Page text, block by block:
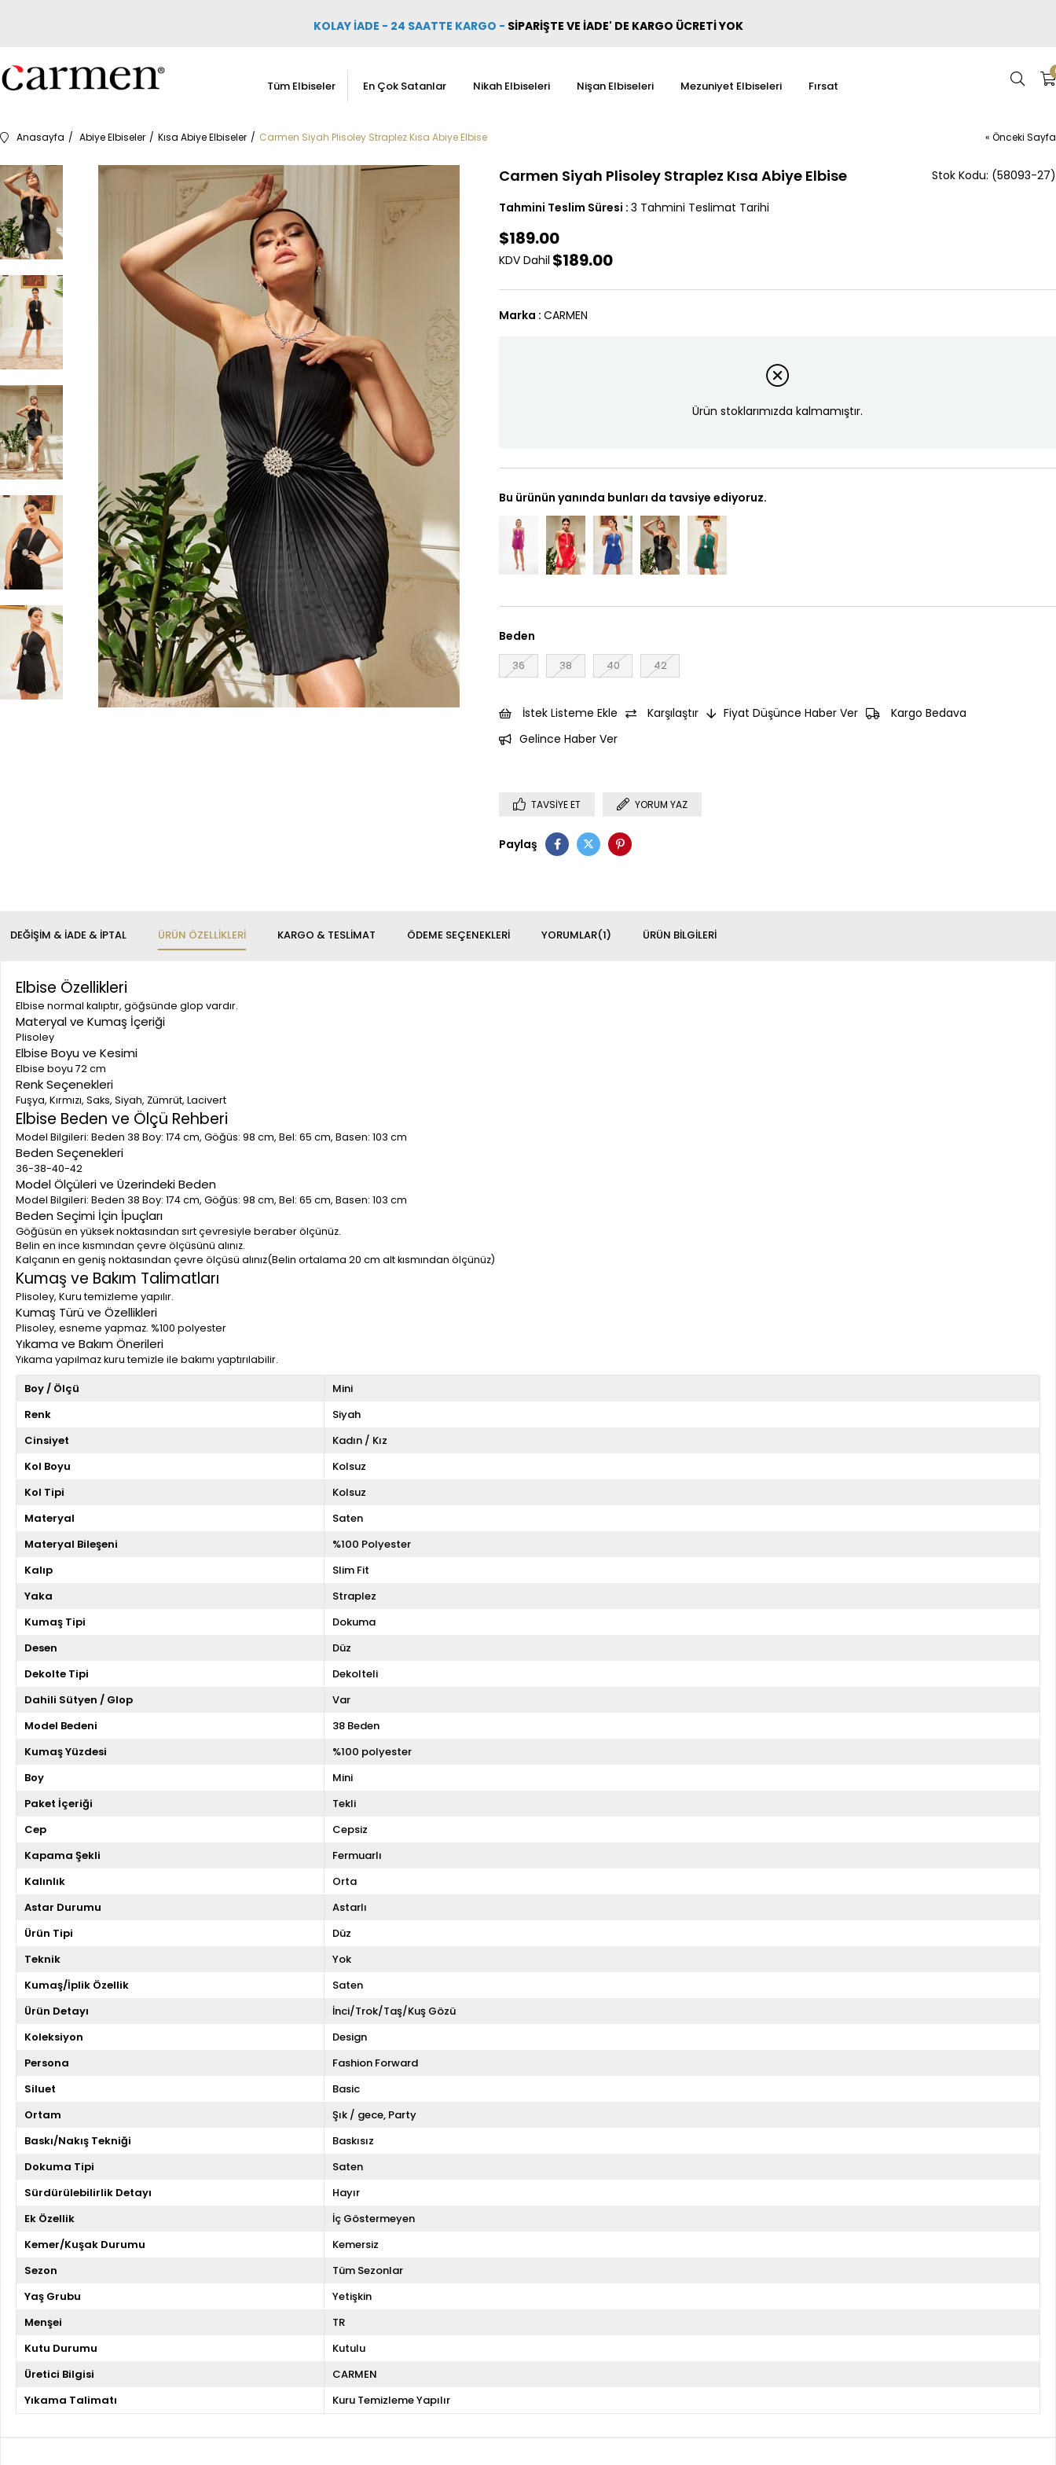
KOLAY İADE - 24 SAATTE KARGO - SİPARİŞTE VE İADE' DE KARGO ÜCRETİ YOK
Tüm Elbiseler En Çok Satanlar Nikah Elbiseleri Nişan Elbiseleri Mezuniyet Elbiseleri Fırsat
Anasayfa Abiye Elbiseler Kısa Abiye Elbiseler Carmen Siyah Plisoley Straplez Kısa Abiye Elbise « Önceki Sayfa
Carmen Siyah Plisoley Straplez Kısa Abiye Elbise (58093-27)
Tahmini Teslim Süresi : 3 Tahmini Teslimat Tarihi
$189.00
KDV Dahil $189.00
Marka : CARMEN
Ürün stoklarımızda kalmamıştır.
Bu ürünün yanında bunları da tavsiye ediyoruz.
Beden
36 38 40 42
İstek Listeme Ekle Karşılaştır Fiyat Düşünce Haber Ver
Kargo Bedava
Gelince Haber Ver
TAVSIYE ET YORUM YAZ
Paylaş
ÜRÜN ÖZELLIKLERI YORUMLAR(1)
ÖDEME SEÇENEKLERI ÜRÜN BILGILERI
DEĞIŞIM & İADE & İPTAL KARGO & TESLIMAT
Elbise Özellikleri
Elbise normal kalıptır, göğsünde glop vardır.
Materyal ve Kumaş İçeriği
Plisoley
Elbise Boyu ve Kesimi
Elbise boyu 72 cm
Renk Seçenekleri
Fuşya, Kırmızı, Saks, Siyah, Zümrüt, Lacivert
Elbise Beden ve Ölçü Rehberi
Model Bilgileri: Beden 38 Boy: 174 cm, Göğüs: 98 cm, Bel: 65 cm, Basen: 103 cm
Beden Seçenekleri
36-38-40-42
Model Ölçüleri ve Üzerindeki Beden
Model Bilgileri: Beden 38 Boy: 174 cm, Göğüs: 98 cm, Bel: 65 cm, Basen: 103 cm
Beden Seçimi İçin İpuçları
Göğüsün en yüksek noktasından sırt çevresiyle beraber ölçünüz.
Belin en ince kısmından çevre ölçüsünü alınız.
Kalçanın en geniş noktasından çevre ölçüsü alınız(Belin ortalama 20 cm alt kısmından ölçünüz)
Kumaş ve Bakım Talimatları
Plisoley, Kuru temizleme yapılır.
Kumaş Türü ve Özellikleri
Plisoley, esneme yapmaz. %100 polyester
Yıkama ve Bakım Önerileri
Yıkama yapılmaz kuru temizle ile bakımı yaptırılabilir.
Boy / Ölçü
Mini
Renk
Siyah
Cinsiyet
Kadın / Kız
Kol Boyu
Kolsuz
Kol Tipi
Kolsuz
Materyal
Saten
Materyal Bileşeni
%100 Polyester
Kalıp
Slim Fit
Yaka
Straplez
Kumaş Tipi
Dokuma
Desen
Düz
Dekolte Tipi
Dekolteli
Dahili Sütyen / Glop
Var
Model Bedeni
38 Beden
Kumaş Yüzdesi
%100 polyester
Boy
Mini
Paket İçeriği
Tekli
Cep
Cepsiz
Kapama Şekli
Fermuarlı
Kalınlık
Orta
Astar Durumu
Astarlı
Ürün Tipi
Düz
Teknik
Yok
Kumaş/İplik Özellik
Saten
Ürün Detayı
İnci/Trok/Taş/Kuş Gözü
Koleksiyon
Design
Persona
Fashion Forward
Siluet
Basic
Ortam
Şık / gece Party
Baskı/Nakış Tekniği
Baskısız
Dokuma Tipi
Saten
Sürdürülebilirlik Detayı
Hayır
Ek Özellik
İç Göstermeyen
Kemer/Kuşak Durumu
Kemersiz
Sezon
Tüm Sezonlar
Yaş Grubu
Yetişkin
Menşei
TR
Kutu Durumu
Kutulu
Üretici Bilgisi
CARMEN
Yıkama Talimatı
Kuru Temizleme Yapılır